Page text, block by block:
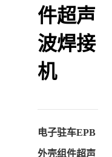
件超声
波焊接
机
电子驻车EPB
外壳组件超声